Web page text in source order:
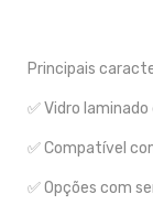
Principais
✅ Vidro
✅ Compatível
✅ Opções com